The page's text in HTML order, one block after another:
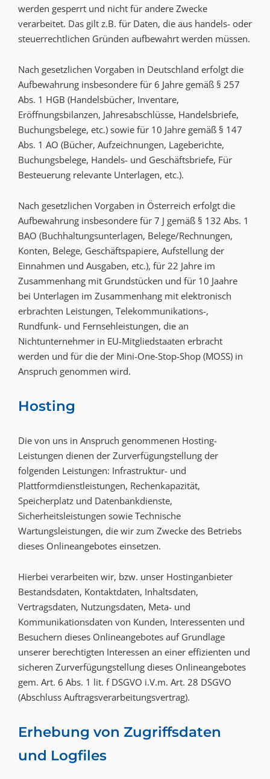
werden gesperrt und nicht für andere Zwecke
verarbeitet. Das gilt z.B. für Daten, die aus handels- oder
steuerrechtlichen Gründen aufbewahrt werden müssen.
Nach gesetzlichen Vorgaben in Deutschland erfolgt die
Aufbewahrung insbesondere für 6 Jahre gemäß § 257
Abs. 1 HGB (Handelsbücher, Inventare,
Eröffnungsbilanzen, Jahresabschlüsse, Handelsbriefe,
Buchungsbelege, etc.) sowie für 10 Jahre gemäß § 147
Abs. 1 AO (Bücher, Aufzeichnungen, Lageberichte,
Buchungsbelege, Handels- und Geschäftsbriefe, Für
Besteuerung relevante Unterlagen, etc.).
Nach gesetzlichen Vorgaben in Österreich erfolgt die
Aufbewahrung insbesondere für 7 J gemäß § 132 Abs. 1
BAO (Buchhaltungsunterlagen, Belege/Rechnungen,
Konten, Belege, Geschäftspapiere, Aufstellung der
Einnahmen und Ausgaben, etc.), für 22 Jahre im
Zusammenhang mit Grundstücken und für 10 Jaahre
bei Unterlagen im Zusammenhang mit elektronisch
erbrachten Leistungen, Telekommunikations-,
Rundfunk- und Fernsehleistungen, die an
Nichtunternehmer in EU-Mitgliedstaaten erbracht
werden und für die der Mini-One-Stop-Shop (MOSS) in
Anspruch genommen wird.
Hosting
Die von uns in Anspruch genommenen Hosting-
Leistungen dienen der Zurverfügungstellung der
folgenden Leistungen: Infrastruktur- und
Plattformdienstleistungen, Rechenkapazität,
Speicherplatz und Datenbankdienste,
Sicherheitsleistungen sowie Technische
Wartungsleistungen, die wir zum Zwecke des Betriebs
dieses Onlineangebotes einsetzen.
Hierbei verarbeiten wir, bzw. unser Hostinganbieter
Bestandsdaten, Kontaktdaten, Inhaltsdaten,
Vertragsdaten, Nutzungsdaten, Meta- und
Kommunikationsdaten von Kunden, Interessenten und
Besuchern dieses Onlineangebotes auf Grundlage
unserer berechtigten Interessen an einer effizienten und
sicheren Zurverfügungstellung dieses Onlineangebotes
gem. Art. 6 Abs. 1 lit. f DSGVO i.V.m. Art. 28 DSGVO
(Abschluss Auftragsverarbeitungsvertrag).
Erhebung von Zugriffsdaten
und Logfiles